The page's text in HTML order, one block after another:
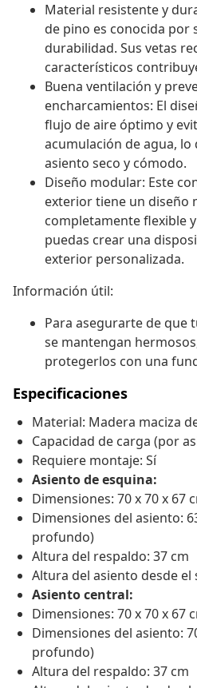
Material resistente y
de pino es conocida por
durabilidad. Sus vetas
característicos
Buena ventilación y
encharcamientos: El
flujo de aire óptimo y
acumulación de agua,
asiento seco y cómodo.
Diseño modular: Este
exterior tiene un diseño
completamente flexible
puedas crear una
exterior personalizada.
Información útil:
Para asegurarte de que
se mantengan
protegerlos con una
Especificaciones
Material: Madera maciza
Capacidad de carga (por
Requiere montaje: Sí
Asiento de esquina:
Dimensiones: 70 x 70 x 67
Dimensiones del asiento:
profundo)
Altura del respaldo: 37 cm
Altura del asiento desde el
Asiento central:
Dimensiones: 70 x 70 x 67
Dimensiones del asiento:
profundo)
Altura del respaldo: 37 cm